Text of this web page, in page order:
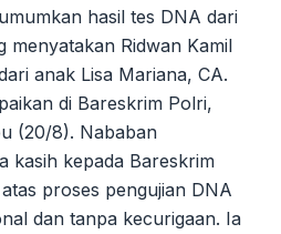
hasil tes DNA dari
menyatakan Ridwan Kamil
anak Lisa Mariana, CA.
di Bareskrim Polri,
(20/8). Nababan
kasih kepada Bareskrim
proses pengujian DNA
dan tanpa kecurigaan. Ia